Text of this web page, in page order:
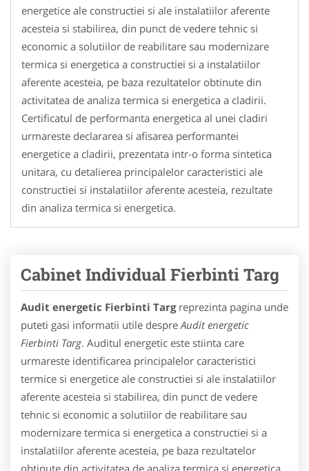
energetice ale constructiei si ale instalatiilor aferente
acesteia si stabilirea, din punct de vedere tehnic si
economic a solutiilor de reabilitare sau modernizare
termica si energetica a constructiei si a instalatiilor
aferente acesteia, pe baza rezultatelor obtinute din
activitatea de analiza termica si energetica a cladirii.
Certificatul de performanta energetica al unei cladiri
urmareste declararea si afisarea performantei
energetice a cladirii, prezentata intr-o forma sintetica
unitara, cu detalierea principalelor caracteristici ale
constructiei si instalatiilor aferente acesteia, rezultate
din analiza termica si energetica.
Cabinet Individual Fierbinti Targ
Audit energetic Fierbinti Targreprezinta pagina unde
puteti gasi informatii utile despre Audit energetic
Fierbinti Targ. Auditul energetic este stiinta care
urmareste identificarea principalelor caracteristici
termice si energetice ale constructiei si ale instalatiilor
aferente acesteia si stabilirea, din punct de vedere
tehnic si economic a solutiilor de reabilitare sau
modernizare termica si energetica a constructiei si a
instalatiilor aferente acesteia, pe baza rezultatelor
obtinute din activitatea de analiza termica si energetica